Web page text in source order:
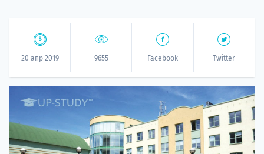
20 апр 2019 9655 Facebook Twitter